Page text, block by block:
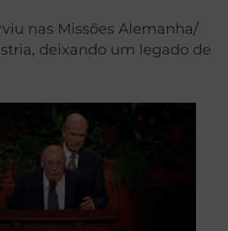
nas Missões Alemanha/
deixando um legado de